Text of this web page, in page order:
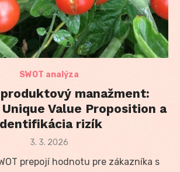
SWOT analýza
produktový manažment:
Unique Value Proposition a
rizík
Posted
3. 3. 2026
prepojí hodnotu pre zákazníka s